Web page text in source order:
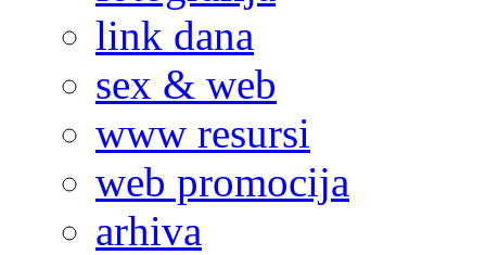
link dana
sex & web
www resursi
web promocija
arhiva